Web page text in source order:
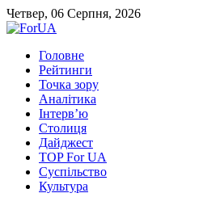
Четвер, 06 Серпня, 2026
Головне
Рейтинги
Точка зору
Аналітика
Інтерв’ю
Столиця
Дайджест
TOP For UA
Суспiльство
Культура